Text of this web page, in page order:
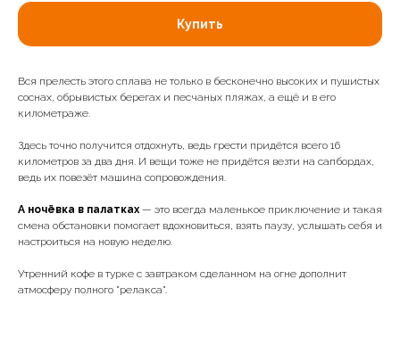
Купить
Вся прелесть этого сплава не только в бесконечно высоких и пушистых
соснах, обрывистых берегах и песчаных пляжах, а ещё и в его
километраже.
Здесь точно получится отдохнуть, ведь грести придётся всего 16
километров за два дня. И вещи тоже не придётся везти на сапбордах,
ведь их повезёт машина сопровождения.
А ночёвка в палатках — это всегда маленькое приключение и такая
смена обстановки помогает вдохновиться, взять паузу, услышать себя и
настроиться на новую неделю.
Утренний кофе в турке с завтраком сделанном на огне дополнит
атмосферу полного "релакса".